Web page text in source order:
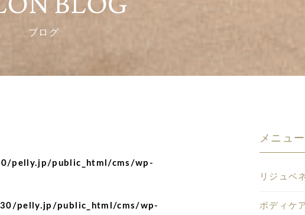
ブログ
pelly.jp/public_html/cms/wp-
pelly.jp/public_html/cms/wp-
メニュー
リジュベ
ボディケ